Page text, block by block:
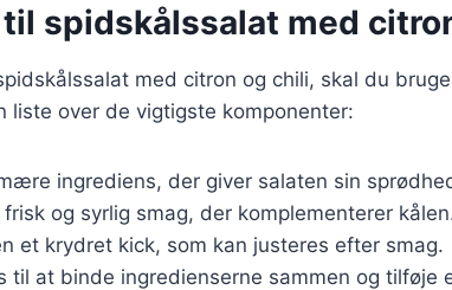
spidskålssalat med
med citron og chili, skal du
liste over de vigtigste komponenter:
ingrediens, der giver salaten sin
og syrlig smag, der komplementerer
et krydret kick, som kan justeres efter smag.
til at binde ingredienserne sammen og tilføje